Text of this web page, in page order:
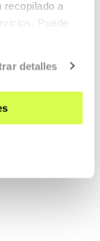
recopilado a
Puede
detalles